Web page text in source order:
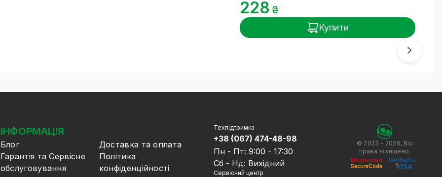
228 ₴
Купити
ІНФОРМАЦІЯ
Блог
Доставка та оплата
Гарантія та Сервісне
обслуговування
Політика
конфіденційності
Техпідтримка
+38 (067) 474-48-98
Пн - Пт: 9:00 - 17:30
Сб - Нд: Вихідний
Сервісний центр
© 2023 - 2026, Всі
права захищено.